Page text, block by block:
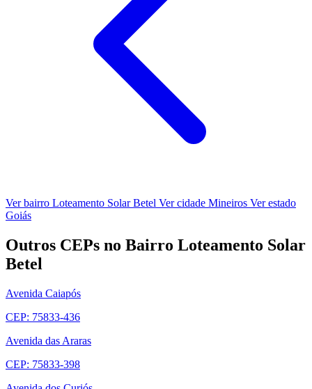
Ver bairro Loteamento Solar Betel Ver cidade Mineiros Ver estado
Goiás
Outros CEPs no Bairro Loteamento Solar
Betel
Avenida Caiapós
CEP: 75833-436
Avenida das Araras
CEP: 75833-398